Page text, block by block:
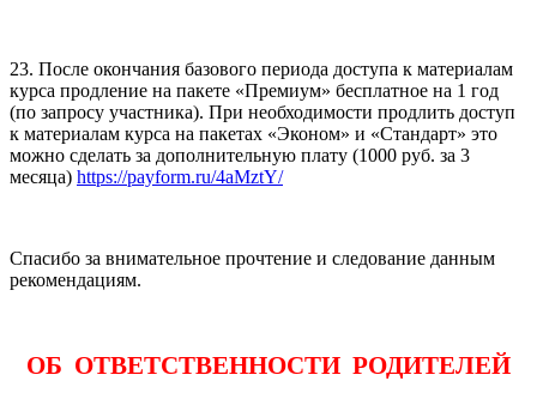
23. После окончания базового периода доступа к материалам
курса продление на пакете «Премиум» бесплатное на 1 год
(по запросу участника). При необходимости продлить доступ
к материалам курса на пакетах «Эконом» и «Стандарт» это
можно сделать за дополнительную плату (1000 руб. за 3
месяца) https://payform.ru/4aMztY/
Спасибо за внимательное прочтение и следование данным
рекомендациям.
ОБ ОТВЕТСТВЕННОСТИ РОДИТЕЛЕЙ